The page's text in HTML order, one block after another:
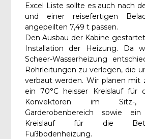
Excel Liste sollte es auch nach
und einer reisefertigen
angepeilten 7,49 t passen.
Den Ausbau der Kabine
Installation der Heizung. Da
Scheer-Wasserheizung
Rohrleitungen zu verlegen, die
verbaut werden. Wir planen mit
ein 70°C heisser Kreislauf für
Konvektoren im
Garderobenbereich sowie
Kreislauf für die
Fußbodenheizung.